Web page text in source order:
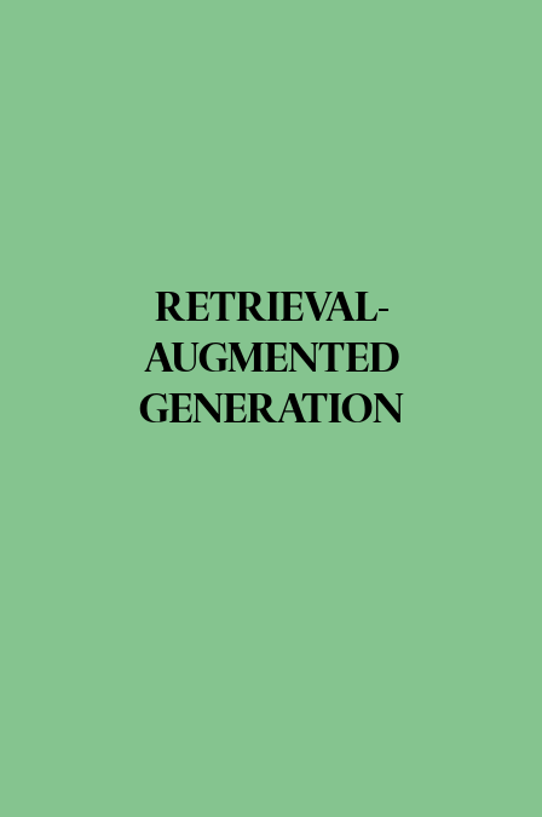
RETRIEVAL-
AUGMENTED
GENERATION